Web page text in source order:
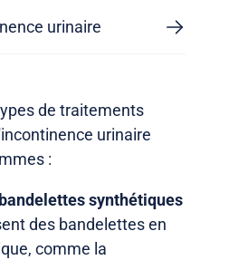
urinaire
de traitements
urinaire
:
synthétiques
des bandelettes en
comme la